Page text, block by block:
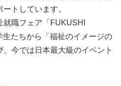
トしています。
職フェア「FUKUSHI
たちから「福祉のイメージの
今では日本最大級のイベント